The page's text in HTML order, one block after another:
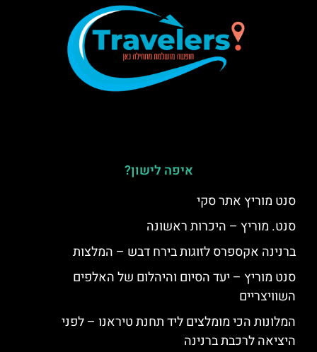
איפה לישון?
סנט מוריץ אתר סקי
סנט. מוריץ – היכרות ראשונה
ברנינה אקספרס לזוגות בירח דבש – המלצות
סנט מוריץ – יעד הסיום והיהלום של האלפים
השוויצריים
המלונות הכי מומלצים ליד תחנת טיראנו – לפני
היציאה לרכבת ברנינה